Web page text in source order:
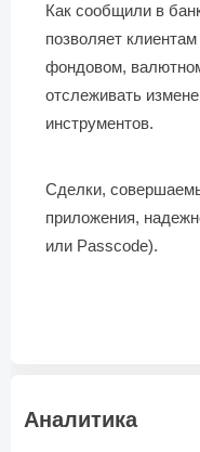
Как сообщили в
позволяет
фондовом,
отслеживать
инструментов.
Сделки,
приложения,
или Passcode).
Аналитика